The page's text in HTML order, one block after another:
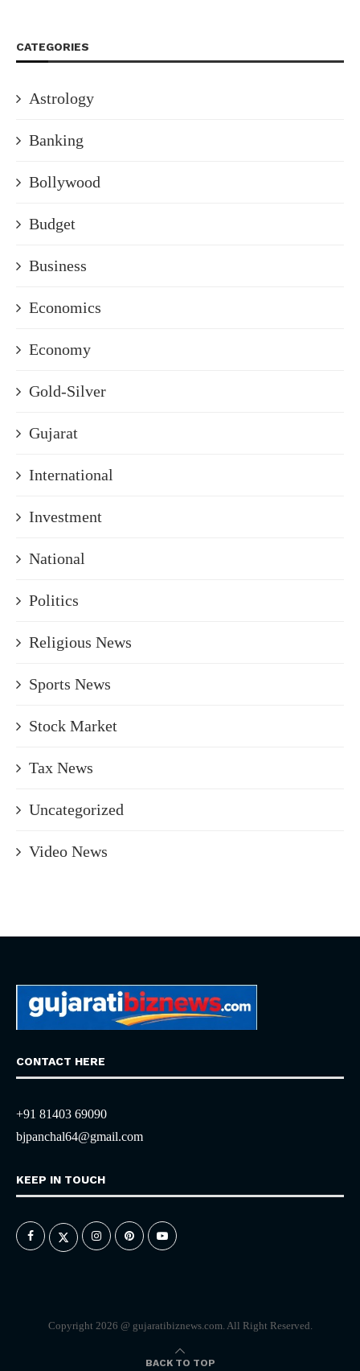
CATEGORIES
Astrology
Banking
Bollywood
Budget
Business
Economics
Economy
Gold-Silver
Gujarat
International
Investment
National
Politics
Religious News
Sports News
Stock Market
Tax News
Uncategorized
Video News
CONTACT HERE
+91 81403 69090
bjpanchal64@gmail.com
KEEP IN TOUCH
Copyright 2026 @ gujaratibiznews.com. All Right Reserved.
BACK TO TOP